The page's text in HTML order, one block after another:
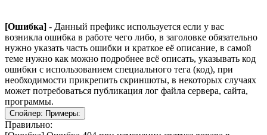
[Ошибка] - Данный префикс используется если у вас
возникла ошибка в работе чего либо, в заголовке обязательно
нужно указать часть ошибки и краткое её описание, в самой
теме нужно как можно подробнее всё описать, указывать код
ошибки с использованием специального тега (код), при
необходимости прикрепить скриншоты, в некоторых случаях
может потребоваться публикация лог файла сервера, сайта,
программы.
Спойлер: Примеры:
Правильно: